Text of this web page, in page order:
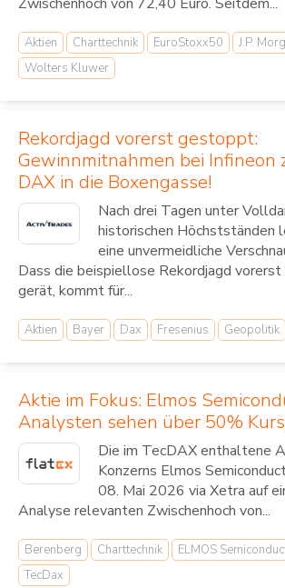
Aktien Charttechnik EuroStoxx50 J.P.
Wolters Kluwer
Rekordjagd vorerst gestoppt:
Gewinnmitnahmen bei Infineon
DAX in die Boxengasse!
Nach drei Tagen unter
historischen Höchstständen
eine unvermeidliche
Dass die beispiellose Rekordjagd vorerst
gerät, kommt für...
Aktien Bayer Dax Fresenius Geopolitik
Aktie im Fokus: Elmos
Analysten sehen über 50%
Die im TecDAX enthaltene
Konzerns Elmos
08. Mai 2026 via Xetra auf
Analyse relevanten Zwischenhoch von...
Berenberg Charttechnik ELMOS
TecDax